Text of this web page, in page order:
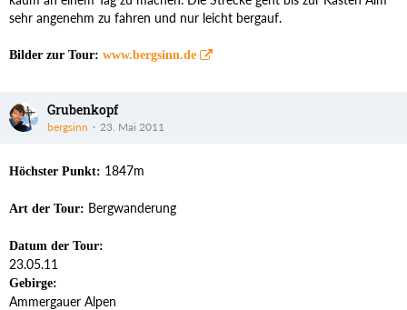
sehr angenehm zu fahren und nur leicht bergauf.
Bilder zur Tour: www.bergsinn.de
Grubenkopf
bergsinn 23. Mai 2011
Höchster Punkt: 1847m
Art der Tour: Bergwanderung
Datum der Tour:
23.05.11
Gebirge:
Ammergauer Alpen